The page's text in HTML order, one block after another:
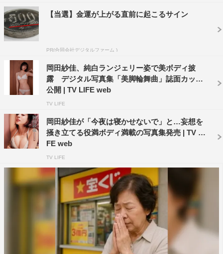
【当選】金運が上がる直前に起こるサイン
PR(合同会社デジタルファーム )
岡田紗佳、純白ランジェリー姿で美ボディ披
露 デジタル写真集「美脚輪舞曲」誌面カット
公開 | TV LIFE web
TV LIFE
岡田紗佳が「今夜は寝かせないで」と…妄想を
掻き立てる役満ボディ満載の写真集発売 | TV LI
FE web
TV LIFE